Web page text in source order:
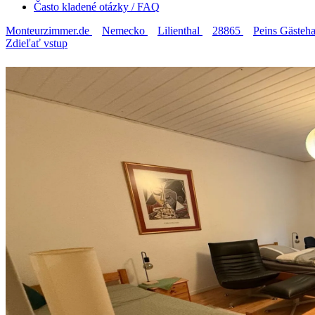
Často kladené otázky / FAQ
Monteurzimmer.de
Nemecko Lilienthal 28865
Peins
Zdieľať vstup